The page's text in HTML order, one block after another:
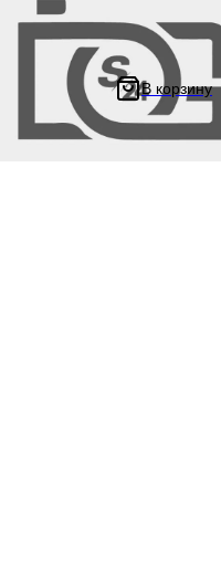
/ топливный шланг на
скутер 139QMB GY6 50
4*8 мм синий, силикон, L 5 м
651.11 ₽ В корзину